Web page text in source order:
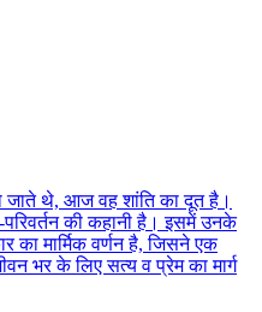
थे, आज वह शांति का दूत है।
की कहानी है। इसमें उनके
का मार्मिक वर्णन है, जिसने एक
भर के लिए सत्य व प्रेम का मार्ग